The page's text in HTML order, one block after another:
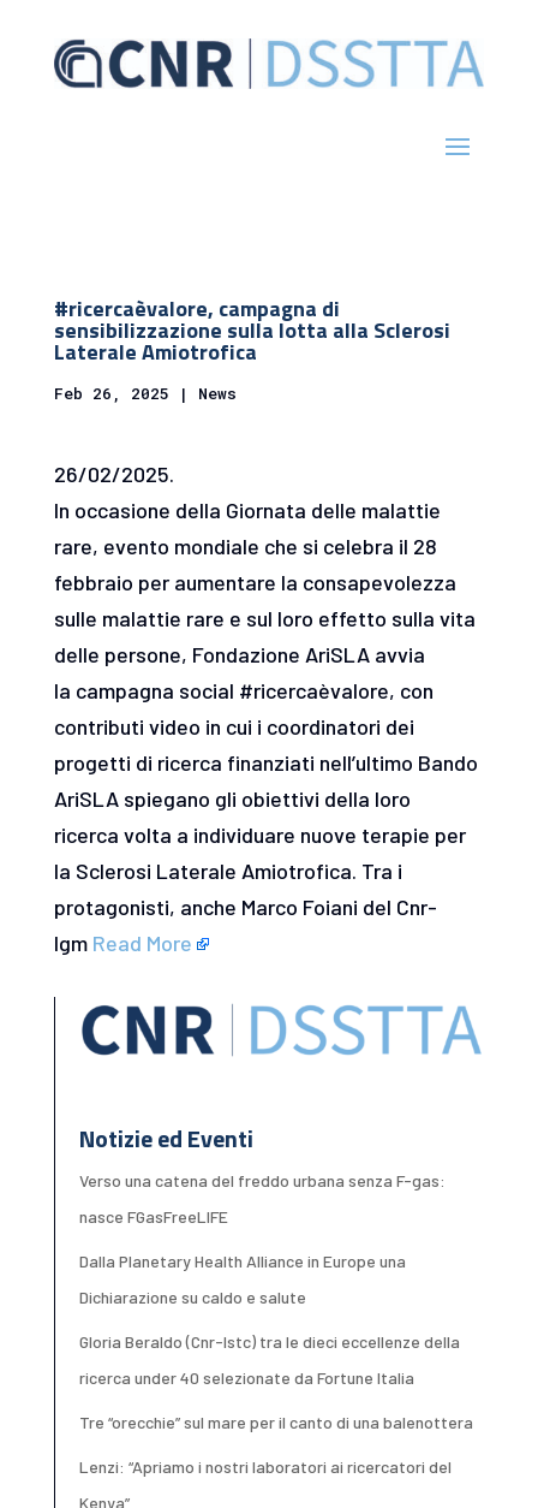
#ricercaèvalore, campagna di
sensibilizzazione sulla lotta alla Sclerosi
Laterale Amiotrofica
Feb 26, 2025 | News
26/02/2025.
In occasione della Giornata delle malattie
rare, evento mondiale che si celebra il 28
febbraio per aumentare la consapevolezza
sulle malattie rare e sul loro effetto sulla vita
delle persone, Fondazione AriSLA avvia
la campagna social #ricercaèvalore, con
contributi video in cui i coordinatori dei
progetti di ricerca finanziati nell’ultimo Bando
AriSLA spiegano gli obiettivi della loro
ricerca volta a individuare nuove terapie per
la Sclerosi Laterale Amiotrofica. Tra i
protagonisti, anche Marco Foiani del Cnr-
Igm Read More
Notizie ed Eventi
Verso una catena del freddo urbana senza F-gas:
nasce FGasFreeLIFE
Dalla Planetary Health Alliance in Europe una
Dichiarazione su caldo e salute
Gloria Beraldo (Cnr-Istc) tra le dieci eccellenze della
ricerca under 40 selezionate da Fortune Italia
Tre “orecchie” sul mare per il canto di una balenottera
Lenzi: “Apriamo i nostri laboratori ai ricercatori del
Kenya”